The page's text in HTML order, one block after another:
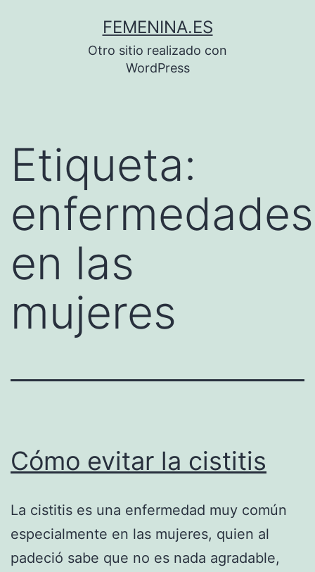
FEMENINA.ES
Otro sitio realizado con
WordPress
Etiqueta:
enfermedades
en las
mujeres
Cómo evitar la cistitis
La cistitis es una enfermedad muy común
especialmente en las mujeres, quien al
padeció sabe que no es nada agradable,